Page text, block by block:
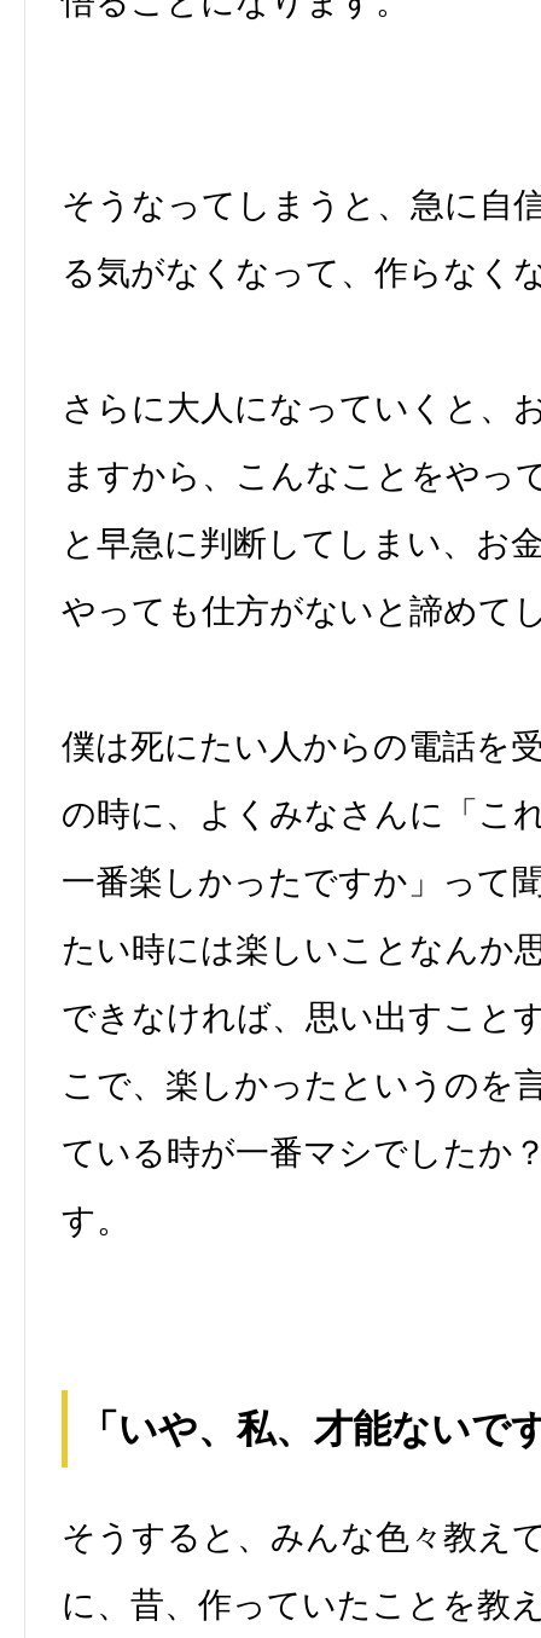
そうなってしまうと、急に自
る気がなくなって、作らなく
さらに大人になっていくと、
ますから、こんなことをやっ
と早急に判断してしまい、お
やっても仕方がないと諦めて
僕は死にたい人からの電話を
の時に、よくみなさんに「こ
一番楽しかったですか」って
たい時には楽しいことなんか
できなければ、思い出すこと
こで、楽しかったというのを
ている時が一番マシでしたか
す。
「いや、私、才能ないで
そうすると、みんな色々教え
に、昔、作っていたことを教